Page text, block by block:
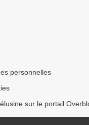
personnelles
sur le portail